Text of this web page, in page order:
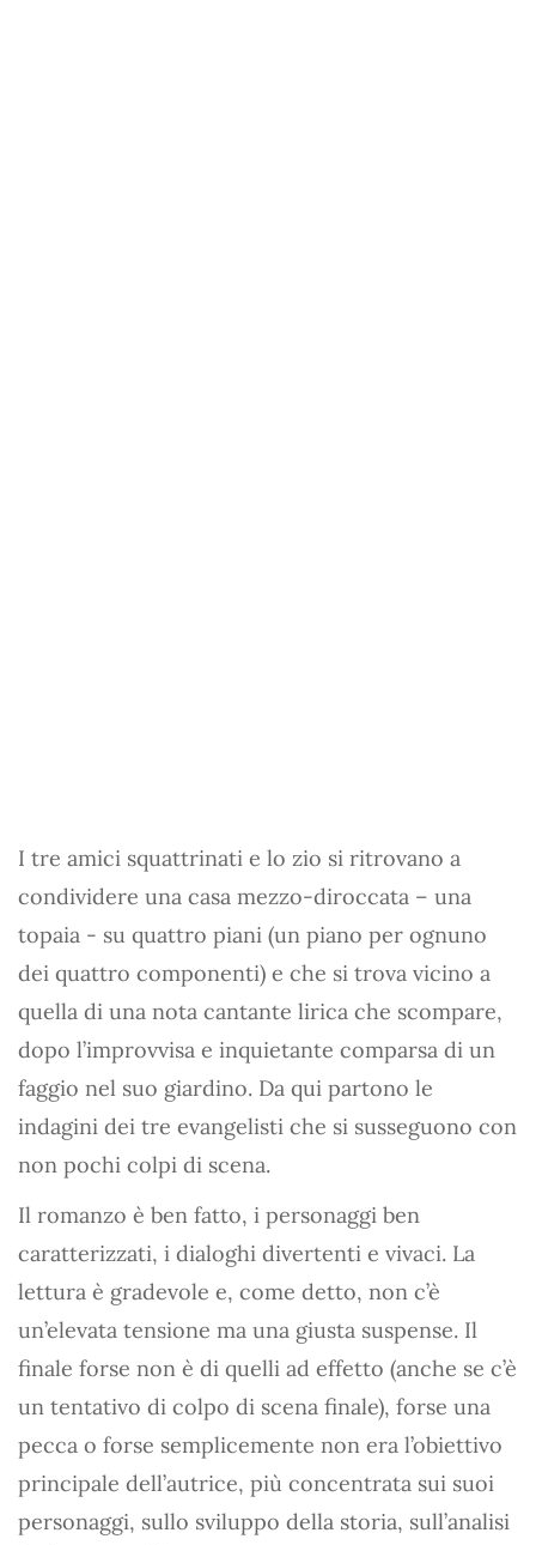
I tre amici squattrinati e lo zio si ritrovano a
condividere una casa mezzo-diroccata – una
topaia - su quattro piani (un piano per ognuno
dei quattro componenti) e che si trova vicino a
quella di una nota cantante lirica che scompare,
dopo l’improvvisa e inquietante comparsa di un
faggio nel suo giardino. Da qui partono le
indagini dei tre evangelisti che si susseguono con
non pochi colpi di scena.
Il romanzo è ben fatto, i personaggi ben
caratterizzati, i dialoghi divertenti e vivaci. La
lettura è gradevole e, come detto, non c’è
un’elevata tensione ma una giusta suspense. Il
finale forse non è di quelli ad effetto (anche se c’è
un tentativo di colpo di scena finale), forse una
pecca o forse semplicemente non era l’obiettivo
principale dell’autrice, più concentrata sui suoi
personaggi, sullo sviluppo della storia, sull’analisi